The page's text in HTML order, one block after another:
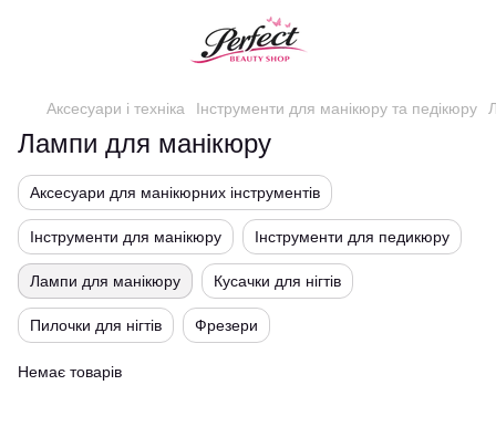
Аксесуари і техніка Інструменти для манікюру та педікюру
Лампи для манікюру
Аксесуари для манікюрних інструментів
Інструменти для манікюру Інструменти для педикюру
Лампи для манікюру Кусачки для нігтів
Пилочки для нігтів Фрезери
Немає товарів